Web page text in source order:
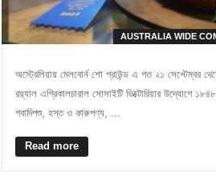
AUSTRALIA WIDE
অস্ট্রেলিয়ায় মেলবোর্ন শো গ্রাউন্ড এ গত ২১ সেপ্টেম্বর
রয়্যাল এগ্রিকালচারাল সোসাইটি ভিক্টোরিয়ার উদ্যোগে
গবাদিপশু, হস্ত ও কারুপণ্য, ...
Read more